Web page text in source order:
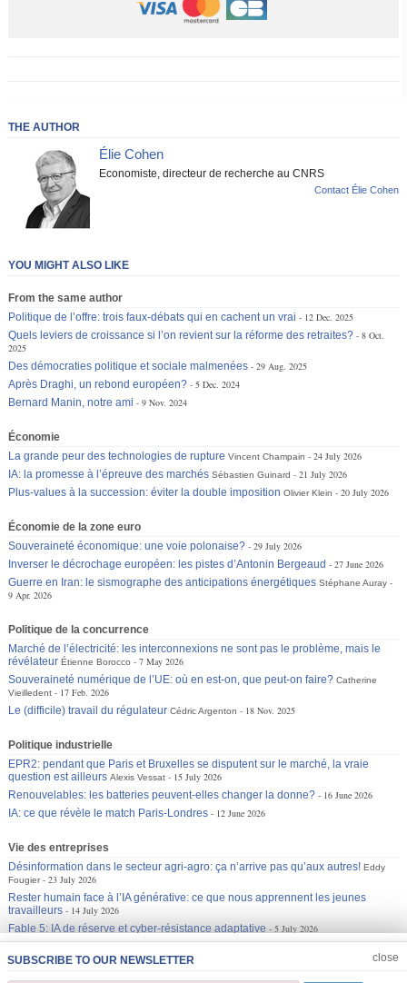
THE AUTHOR
Élie Cohen
Economiste, directeur de recherche au CNRS
Contact Élie Cohen
SUBSCRIBE TO OUR NEWSLETTER close
JOIN US CLOSE
YOU MIGHT ALSO LIKE
From the same author
Politique de l’offre: trois faux-débats qui en cachent un vrai
12 Dec. 2025
Quels leviers de croissance si l’on revient sur la réforme des retraites?
8 Oct.
2025
Des démocraties politique et sociale malmenées
29 Aug. 2025
Après Draghi, un rebond européen?
5 Dec. 2024
Bernard Manin, notre ami
9 Nov. 2024
Économie
La grande peur des technologies de rupture Vincent Champain
24 July 2026
IA: la promesse à l’épreuve des marchés Sébastien Guinard
21 July 2026
Plus-values à la succession: éviter la double imposition Olivier Klein 20 July 2026
Économie de la zone euro
Souveraineté économique: une voie polonaise?
29 July 2026
Inverser le décrochage européen: les pistes d’Antonin Bergeaud
27 June 2026
Guerre en Iran: le sismographe des anticipations énergétiques Stéphane Auray
9 Apr. 2026
Politique de la concurrence
Marché de l’électricité: les interconnexions ne sont pas le problème, mais le
révélateur Étienne Borocco
7 May 2026
Souveraineté numérique de l’UE: où en est-on, que peut-on faire? Catherine
Vieilledent
17 Feb. 2026
Le (difficile) travail du régulateur Cédric Argenton 18 Nov. 2025
Politique industrielle
EPR2: pendant que Paris et Bruxelles se disputent sur le marché, la vraie
question est ailleurs Alexis Vessat
15 July 2026
Renouvelables: les batteries peuvent-elles changer la donne?
16 June 2026
IA: ce que révèle le match Paris-Londres
12 June 2026
Vie des entreprises
Désinformation dans le secteur agri-agro: ça n’arrive pas qu’aux autres! Eddy
Fougier
23 July 2026
Rester humain face à l’IA générative: ce que nous apprennent les jeunes
travailleurs
14 July 2026
Fable 5: IA de réserve et cyber-résistance adaptative
5 July 2026